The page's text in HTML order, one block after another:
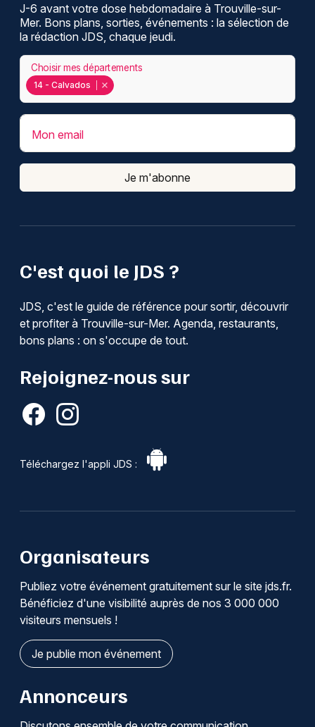
C'est quoi le JDS ?
JDS, c'est le guide de référence pour sortir, découvrir
et profiter à Trouville-sur-Mer. Agenda, restaurants,
bons plans : on s'occupe de tout.
Rejoignez-nous sur
Téléchargez l'appli JDS :
J-6 avant votre dose hebdomadaire à Trouville-sur-
Mer. Bons plans, sorties, événements : la sélection de
la rédaction JDS, chaque jeudi.
14 - Calvados
Choisir mes départements
Mon email
Je m'abonne
Organisateurs
Publiez votre événement gratuitement sur le site jds.fr.
Bénéficiez d'une visibilité auprès de nos 3 000 000
visiteurs mensuels !
Je publie mon événement
Annonceurs